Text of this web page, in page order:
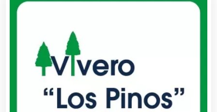
Audios para Eventos
Autobuses